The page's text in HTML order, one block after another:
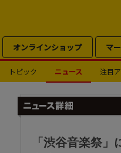
オンラインショップ マ
トピック ニュース 注目
「渋谷音楽祭